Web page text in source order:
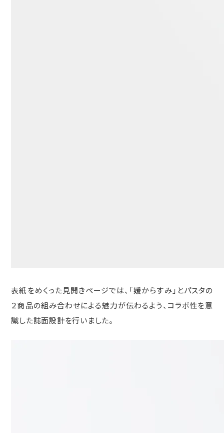
表紙をめくった見開きページでは、「媛からすみ」とパスタの
２商品の組み合わせによる魅力が伝わるよう、コラボ性を意
識した誌面設計を行いました。